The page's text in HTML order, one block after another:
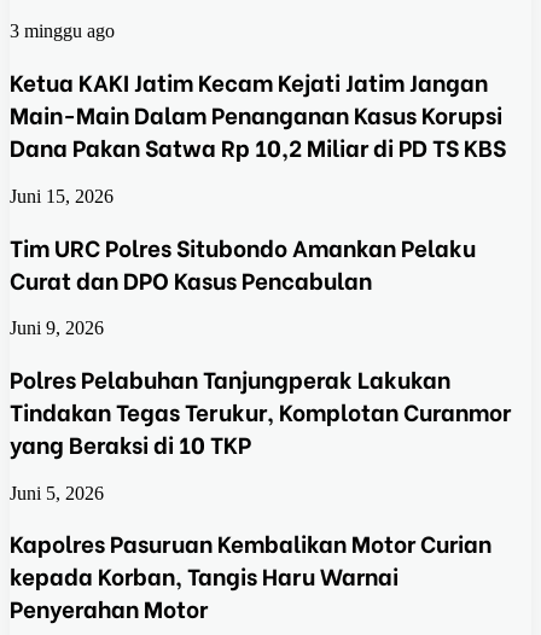
3 minggu ago
Ketua KAKI Jatim Kecam Kejati Jatim Jangan
Main-Main Dalam Penanganan Kasus Korupsi
Dana Pakan Satwa Rp 10,2 Miliar di PD TS KBS
Juni 15, 2026
Tim URC Polres Situbondo Amankan Pelaku
Curat dan DPO Kasus Pencabulan
Juni 9, 2026
Polres Pelabuhan Tanjungperak Lakukan
Tindakan Tegas Terukur, Komplotan Curanmor
yang Beraksi di 10 TKP
Juni 5, 2026
Kapolres Pasuruan Kembalikan Motor Curian
kepada Korban, Tangis Haru Warnai
Penyerahan Motor